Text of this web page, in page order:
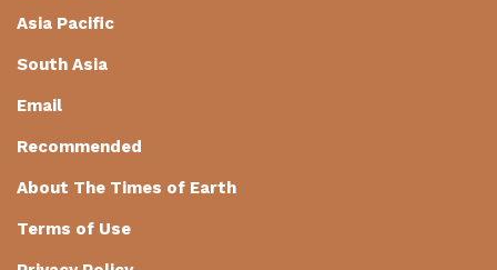
Asia Pacific
South Asia
Email
Recommended
About The Times of Earth
Terms of Use